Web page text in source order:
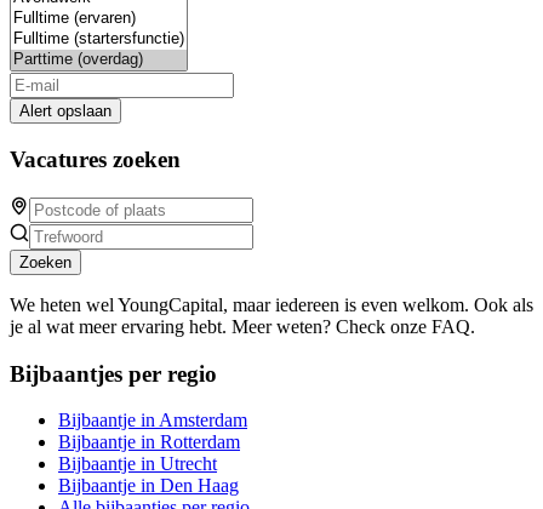
Alert opslaan
Vacatures zoeken
Zoeken
We heten wel YoungCapital, maar iedereen is even welkom. Ook als
je al wat meer ervaring hebt. Meer weten? Check onze FAQ.
Bijbaantjes per regio
Bijbaantje in Amsterdam
Bijbaantje in Rotterdam
Bijbaantje in Utrecht
Bijbaantje in Den Haag